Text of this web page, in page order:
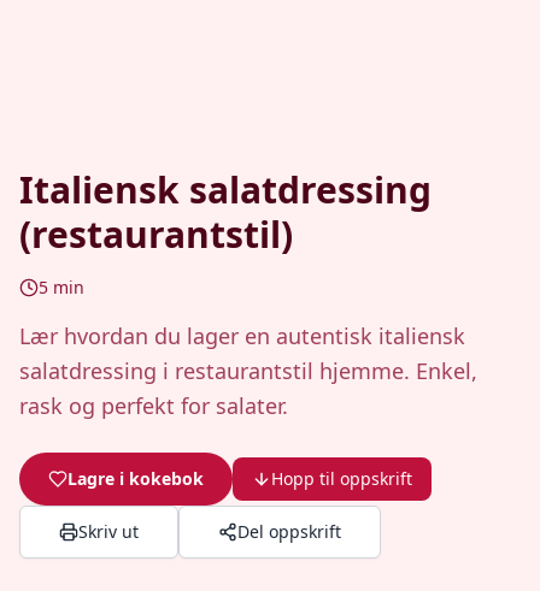
Italiensk salatdressing
(restaurantstil)
5 min
Lær hvordan du lager en autentisk italiensk
salatdressing i restaurantstil hjemme. Enkel,
rask og perfekt for salater.
Lagre i kokebok Hopp til oppskrift
Skriv ut Del oppskrift